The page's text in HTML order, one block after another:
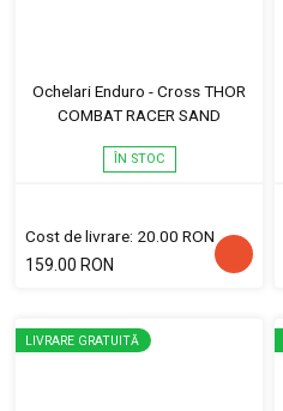
Ochelari Enduro - Cross THOR
COMBAT RACER SAND
ÎN STOC
Cost de livrare: 20.00 RON
159.00 RON
LIVRARE GRATUITĂ